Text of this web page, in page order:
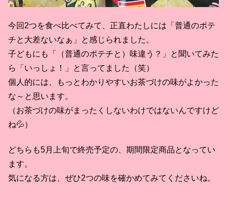
今回2つを食べ比べてみて、正直わたしには「普通のポテ
チと大差ないなぁ」と感じられました。
子どもにも「（普通のポテチと）味違う？」と聞いてみた
ら「いっしょ！」と言ってました（笑）
個人的には、もっとわかりやすいお茶づけの味がよかった
な～と思います。
（お茶づけの味がまったくしないわけではないんですけど
ね💦）
どちらも5月上旬で終売予定の、期間限定商品となってい
ます。
気になる方は、ぜひ2つの味を確かめてみてくださいね。